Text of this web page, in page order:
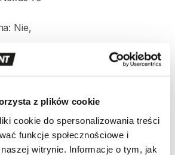
z plików cookie
cookie do spersonalizowania treści
funkcje społecznościowe i
witrynie. Informacje o tym, jak
Nie​,​
Nie